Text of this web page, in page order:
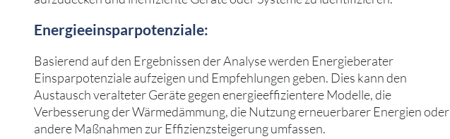
Energieeinsparpotenziale:
Basierend auf den Ergebnissen der Analyse werden Energieberater
Einsparpotenziale aufzeigen und Empfehlungen geben. Dies kann den
Austausch veralteter Geräte gegen energieeffizientere Modelle, die
Verbesserung der Wärmedämmung, die Nutzung erneuerbarer Energien oder
andere Maßnahmen zur Effizienzsteigerung umfassen.